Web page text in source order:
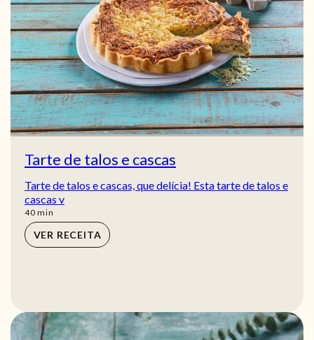
Tarte de talos e cascas
Tarte de talos e cascas, que delícia! Esta tarte de talos e
cascas v
40min
min
VER RECEITA